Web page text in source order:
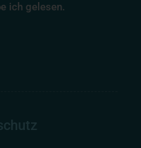
ich gelesen.